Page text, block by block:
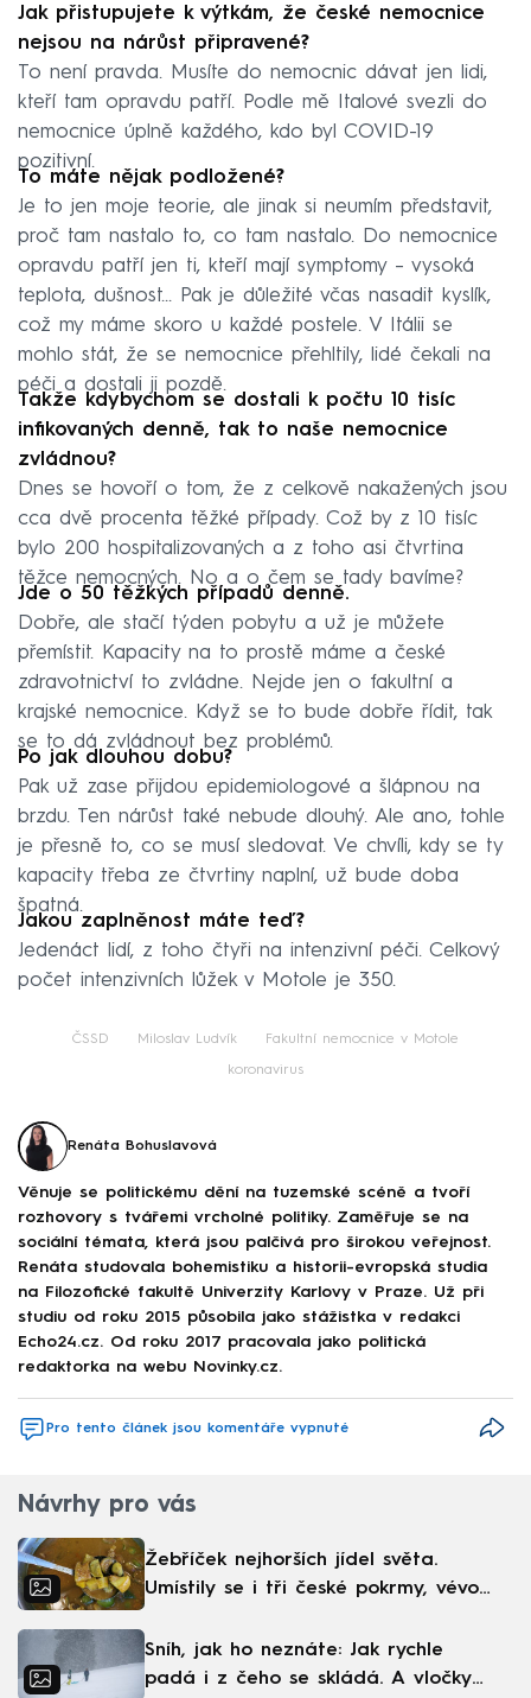
Jak přistupujete k výtkám, že české nemocnice
nejsou na nárůst připravené?
To není pravda. Musíte do nemocnic dávat jen lidi,
kteří tam opravdu patří. Podle mě Italové svezli do
nemocnice úplně každého, kdo byl COVID-19
pozitivní.
To máte nějak podložené?
Je to jen moje teorie, ale jinak si neumím představit,
proč tam nastalo to, co tam nastalo. Do nemocnice
opravdu patří jen ti, kteří mají symptomy – vysoká
teplota, dušnost… Pak je důležité včas nasadit kyslík,
což my máme skoro u každé postele. V Itálii se
mohlo stát, že se nemocnice přehltily, lidé čekali na
péči a dostali ji pozdě.
Takže kdybychom se dostali k počtu 10 tisíc
infikovaných denně, tak to naše nemocnice
zvládnou?
Dnes se hovoří o tom, že z celkově nakažených jsou
cca dvě procenta těžké případy. Což by z 10 tisíc
bylo 200 hospitalizovaných a z toho asi čtvrtina
těžce nemocných. No a o čem se tady bavíme?
Jde o 50 těžkých případů denně.
Dobře, ale stačí týden pobytu a už je můžete
přemístit. Kapacity na to prostě máme a české
zdravotnictví to zvládne. Nejde jen o fakultní a
krajské nemocnice. Když se to bude dobře řídit, tak
se to dá zvládnout bez problémů.
Po jak dlouhou dobu?
Pak už zase přijdou epidemiologové a šlápnou na
brzdu. Ten nárůst také nebude dlouhý. Ale ano, tohle
je přesně to, co se musí sledovat. Ve chvíli, kdy se ty
kapacity třeba ze čtvrtiny naplní, už bude doba
špatná.
Jakou zaplněnost máte teď?
Jedenáct lidí, z toho čtyři na intenzivní péči. Celkový
počet intenzivních lůžek v Motole je 350.
ČSSD Miloslav Ludvík Fakultní nemocnice v Motole
koronavirus
Renáta Bohuslavová
Věnuje se politickému dění na tuzemské scéně a tvoří
rozhovory s tvářemi vrcholné politiky. Zaměřuje se na
sociální témata, která jsou palčivá pro širokou veřejnost.
Renáta studovala bohemistiku a historii-evropská studia
na Filozofické fakultě Univerzity Karlovy v Praze. Už při
studiu od roku 2015 působila jako stážistka v redakci
Echo24.cz. Od roku 2017 pracovala jako politická
redaktorka na webu Novinky.cz.
Pro tento článek jsou komentáře vypnuté
Návrhy pro vás
Žebříček nejhorších jídel světa.
Umístily se i tři české pokrmy, vévodí
Sníh, jak ho neznáte: Jak rychle
padá i z čeho se skládá. A vločky